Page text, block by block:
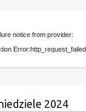
notice from provider:
Error:http_request_failed
2024